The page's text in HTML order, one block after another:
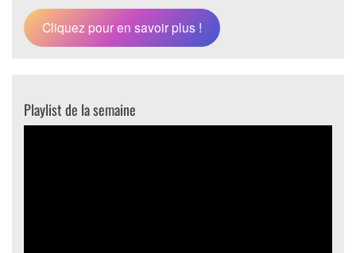
Cliquez pour en savoir plus !
Playlist de la semaine